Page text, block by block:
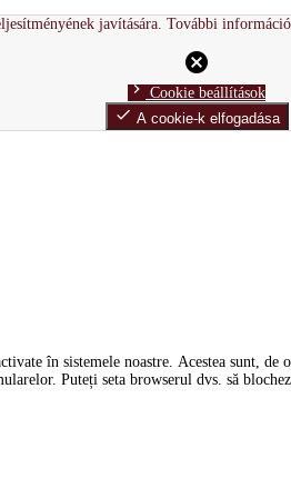
javítására. További
cancel
chevron_right Cookie beállítások
done A cookie-k elfogadása
în sistemele noastre. Acestea sunt,
Puteți seta browserul dvs. să